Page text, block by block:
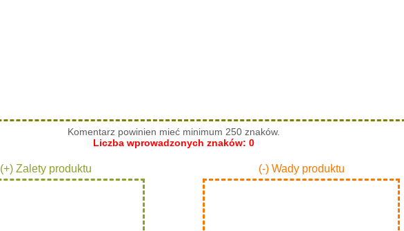
Komentarz powinien mieć minimum 250 znaków.
Liczba wprowadzonych znaków: 0
(+) Zalety produktu (-) Wady produktu